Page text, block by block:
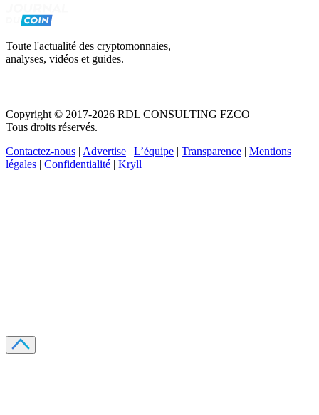
Toute l'actualité des cryptomonnaies,
analyses, vidéos et guides.
Copyright © 2017-2026 RDL CONSULTING FZCO
Tous droits réservés.
Contactez-nous | Advertise | L’équipe | Transparence | Mentions
légales | Confidentialité | Kryll